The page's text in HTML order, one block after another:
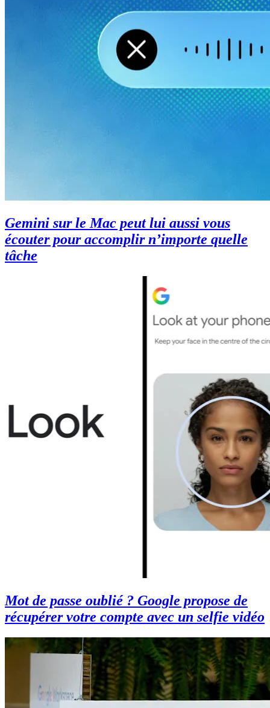
Gemini sur le Mac peut lui aussi vous
écouter pour accomplir n’importe quelle
tâche
Mot de passe oublié ? Google propose de
récupérer votre compte avec un selfie vidéo